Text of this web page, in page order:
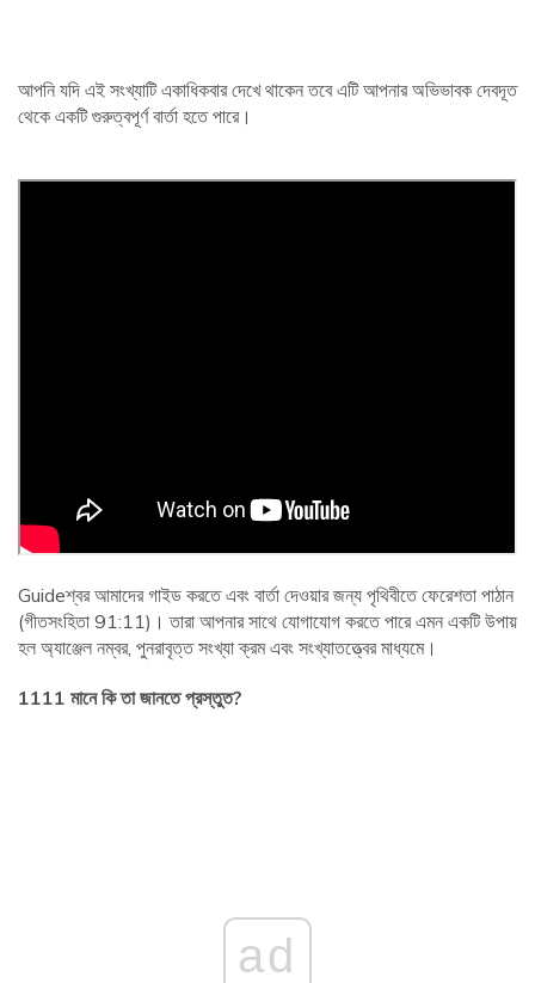
আপনি যদি এই সংখ্যাটি একাধিকবার দেখে থাকেন তবে এটি আপনার অভিভাবক দেবদূত
থেকে একটি গুরুত্বপূর্ণ বার্তা হতে পারে।
Guideশ্বর আমাদের গাইড করতে এবং বার্তা দেওয়ার জন্য পৃথিবীতে ফেরেশতা পাঠান
(গীতসংহিতা 91:11)। তারা আপনার সাথে যোগাযোগ করতে পারে এমন একটি উপায়
হল অ্যাঞ্জেল নম্বর, পুনরাবৃত্ত সংখ্যা ক্রম এবং সংখ্যাতত্ত্বের মাধ্যমে।
1111 মানে কি তা জানতে প্রস্তুত?
ad